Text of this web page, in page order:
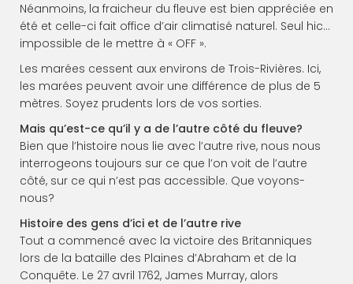
Néanmoins, la fraicheur du fleuve est bien appréciée en
été et celle-ci fait office d’air climatisé naturel. Seul hic…
impossible de le mettre à « OFF ».
Les marées cessent aux environs de Trois-Rivières. Ici,
les marées peuvent avoir une différence de plus de 5
mètres. Soyez prudents lors de vos sorties.
Mais qu’est-ce qu’il y a de l’autre côté du fleuve?
Bien que l’histoire nous lie avec l’autre rive, nous nous
interrogeons toujours sur ce que l’on voit de l’autre
côté, sur ce qui n’est pas accessible. Que voyons-
nous?
Histoire des gens d’ici et de l’autre rive
Tout a commencé avec la victoire des Britanniques
lors de la bataille des Plaines d’Abraham et de la
Conquête. Le 27 avril 1762, James Murray, alors